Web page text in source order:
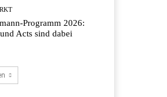
Programm 2026:
Acts sind dabei